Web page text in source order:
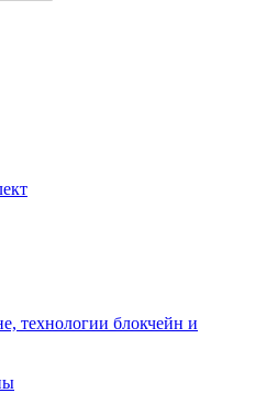
технологии блокчейн и